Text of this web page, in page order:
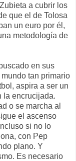
a cubrir los
que el de Tolosa
un euro por él,
metodología de
en sus
tan primario
aspira a ser un
la encrucijada.
o se marcha al
el ascenso
si no lo
con Pep
plano. Y
Es necesario